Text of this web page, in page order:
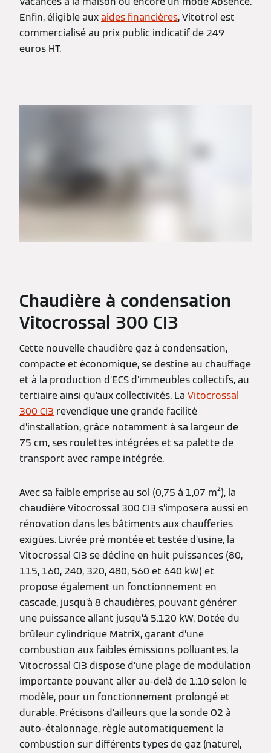
Enfin, éligible auxaides financières, Vitotrol est
commercialisé au prix public indicatif de 249
euros HT.
Chaudière à condensation
Vitocrossal 300 CI3
Cette nouvelle chaudière gaz à condensation,
compacte et économique, se destine au chauffage
et à la production d’ECS d’immeubles collectifs, au
tertiaire ainsi qu’aux collectivités. La Vitocrossal
300 CI3 revendique une grande facilité
d’installation, grâce notamment à sa largeur de
75 cm, ses roulettes intégrées et sa palette de
transport avec rampe intégrée.
Avec sa faible emprise au sol (0,75 à 1,07 m²), la
chaudière Vitocrossal 300 CI3 s’imposera aussi en
rénovation dans les bâtiments aux chaufferies
exigües. Livrée pré montée et testée d’usine, la
Vitocrossal CI3 se décline en huit puissances (80,
115, 160, 240, 320, 480, 560 et 640 kW) et
propose également un fonctionnement en
cascade, jusqu’à 8 chaudières, pouvant générer
une puissance allant jusqu’à 5.120 kW. Dotée du
brûleur cylindrique MatriX, garant d’une
combustion aux faibles émissions polluantes, la
Vitocrossal CI3 dispose d’une plage de modulation
importante pouvant aller au-delà de 1:10 selon le
modèle, pour un fonctionnement prolongé et
durable. Précisons d’ailleurs que la sonde O2 à
auto-étalonnage, règle automatiquement la
combustion sur différents types de gaz (naturel,